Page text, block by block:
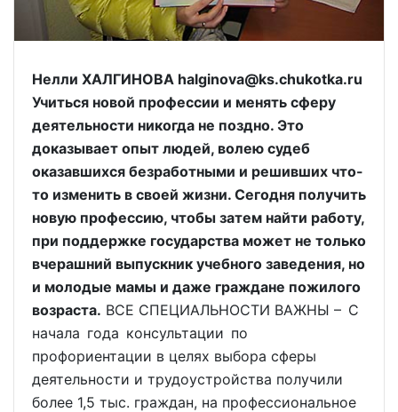
Нелли ХАЛГИНОВА halginova@ks.chukotka.ru
Учиться новой профессии и менять сферу
деятельности никогда не поздно. Это
доказывает опыт людей, волею судеб
оказавшихся безработными и решивших что-
то изменить в своей жизни. Сегодня получить
новую профессию, чтобы затем найти работу,
при поддержке государства может не только
вчерашний выпускник учебного заведения, но
и молодые мамы и даже граждане пожилого
возраста. ВСЕ СПЕЦИАЛЬНОСТИ ВАЖНЫ – С
начала года консультации по
профориентации в целях выбора сферы
деятельности и трудоустройства получили
более 1,5 тыс. граждан, на профессиональное